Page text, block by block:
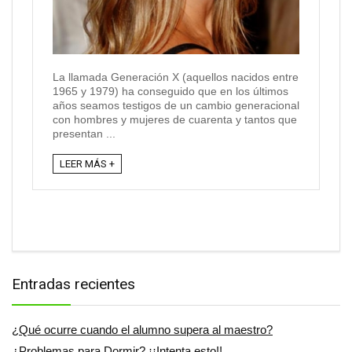
La llamada Generación X (aquellos nacidos entre
1965 y 1979) ha conseguido que en los últimos
años seamos testigos de un cambio generacional
con hombres y mujeres de cuarenta y tantos que
presentan ...
LEER MÁS +
Entradas recientes
¿Qué ocurre cuando el alumno supera al maestro?